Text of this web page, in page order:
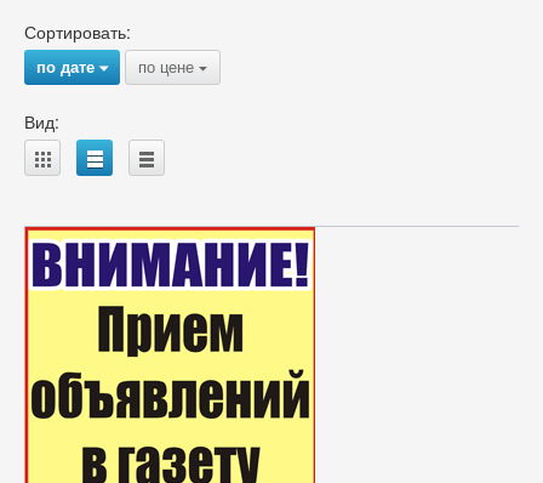
Сортировать:
по дате{ по цене {
Вид:
A B C